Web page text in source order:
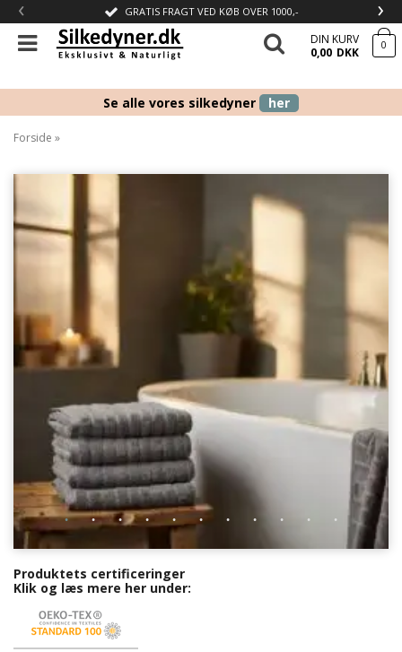
GRATIS FRAGT VED KØB OVER 1000,-
‹ ›
DIN KURV
0,00 DKK 0
Se alle vores silkedyner her
Forside »
Produktets certificeringer
Klik og læs mere her under: